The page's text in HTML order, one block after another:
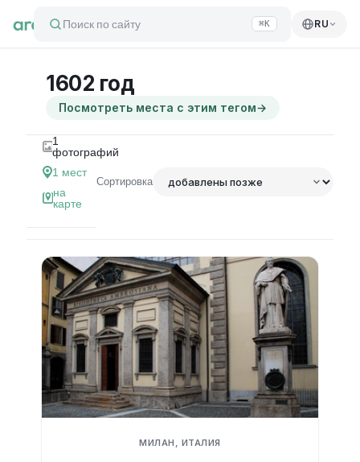
Поиск по сайту ⌘K RU
1602 год
Посмотреть места с этим тегом→
1
фотографий
1 мест
на
карте
Сортировка
МИЛАН, ИТАЛИЯ